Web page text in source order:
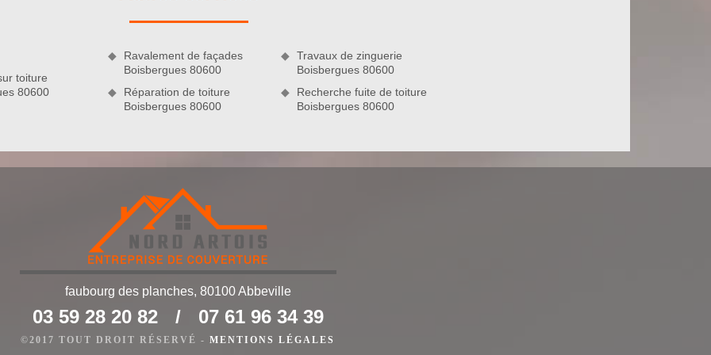
toiture et découvrez un édifice parfaitement assaini.
et le printemps avec une toiture plate. Pour maximiser la
ne devrait surtout pas négliger. Pour cela, il y a
toiture
80600
Ravalement de façades
Boisbergues 80600
Réparation de toiture
Boisbergues 80600
Travaux de zinguerie
Boisbergues 80600
Recherche fuite de toiture
Boisbergues 80600
faubourg des planches, 80100 Abbeville
03 59 28 20 82 / 07 61 96 34 39
©2017 TOUT DROIT RÉSERVÉ - MENTIONS LÉGALES